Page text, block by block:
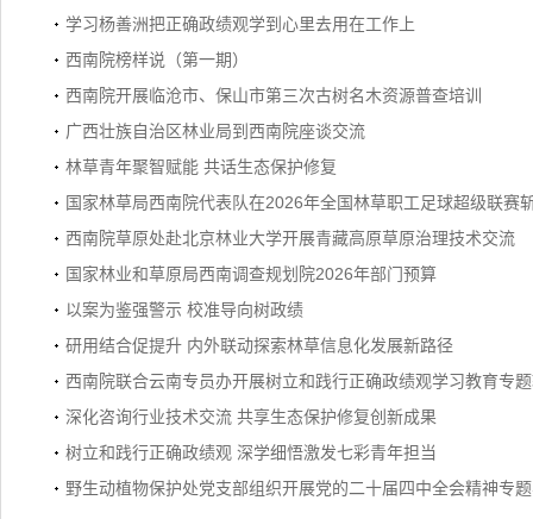
学习杨善洲把正确政绩观学到心里去用在工作上
西南院榜样说（第一期）
西南院开展临沧市、保山市第三次古树名木资源普查培训
广西壮族自治区林业局到西南院座谈交流
林草青年聚智赋能 共话生态保护修复
国家林草局西南院代表队在2026年全国林草职工足球超级联赛
西南院草原处赴北京林业大学开展青藏高原草原治理技术交流
国家林业和草原局西南调查规划院2026年部门预算
以案为鉴强警示 校准导向树政绩
研用结合促提升 内外联动探索林草信息化发展新路径
西南院联合云南专员办开展树立和践行正确政绩观学习教育专
深化咨询行业技术交流 共享生态保护修复创新成果
树立和践行正确政绩观 深学细悟激发七彩青年担当
野生动植物保护处党支部组织开展党的二十届四中全会精神专